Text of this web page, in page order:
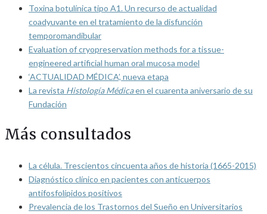
Toxina botulínica tipo A1. Un recurso de actualidad
coadyuvante en el tratamiento de la disfunción
temporomandibular
Evaluation of cryopreservation methods for a tissue-
engineered artificial human oral mucosa model
‘ACTUALIDAD MÉDICA’, nueva etapa
La revista Histología Médicaen el cuarenta aniversario de su
Fundación
Más consultados
La célula. Trescientos cincuenta años de historia (1665-2015)
Diagnóstico clínico en pacientes con anticuerpos
antifosfolípidos positivos
Prevalencia de los Trastornos del Sueño en Universitarios